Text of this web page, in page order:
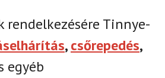
rendelkezésére Tinnye-
,csőrepedés,
egyéb